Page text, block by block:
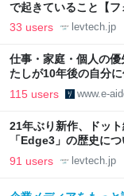
で起きていること【
33 users levtech.jp
仕事・家庭・個人の
たしが10年後の自分
115 users www.e-
21年ぶり新作、ドッ
「Edge3」の歴史に
LAB
91 users levtech.jp